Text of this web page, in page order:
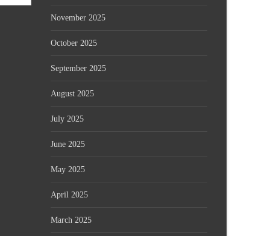
November 2025
October 2025
September 2025
August 2025
July 2025
June 2025
May 2025
April 2025
March 2025